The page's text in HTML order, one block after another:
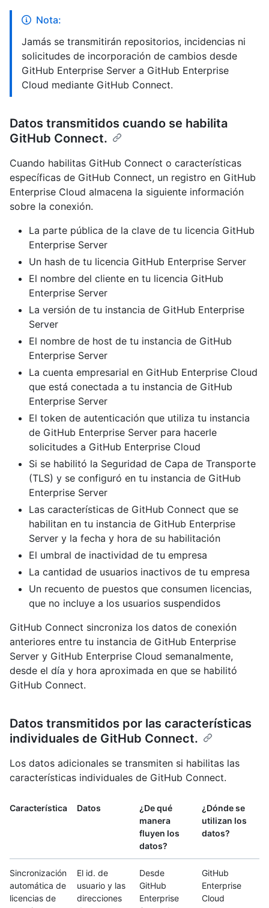
Nota:
Jamás se transmitirán repositorios, incidencias ni
solicitudes de incorporación de cambios desde
GitHub Enterprise Server a GitHub Enterprise
Cloud mediante GitHub Connect.
Datos transmitidos cuando se habilita
GitHub Connect.
Cuando habilitas GitHub Connect o características
específicas de GitHub Connect, un registro en GitHub
Enterprise Cloud almacena la siguiente información
sobre la conexión.
La parte pública de la clave de tu licencia GitHub
Enterprise Server
Un hash de tu licencia GitHub Enterprise Server
El nombre del cliente en tu licencia GitHub
Enterprise Server
La versión de tu instancia de GitHub Enterprise
Server
El nombre de host de tu instancia de GitHub
Enterprise Server
La cuenta empresarial en GitHub Enterprise Cloud
que está conectada a tu instancia de GitHub
Enterprise Server
El token de autenticación que utiliza tu instancia
de GitHub Enterprise Server para hacerle
solicitudes a GitHub Enterprise Cloud
Si se habilitó la Seguridad de Capa de Transporte
(TLS) y se configuró en tu instancia de GitHub
Enterprise Server
Las características de GitHub Connect que se
habilitan en tu instancia de GitHub Enterprise
Server y la fecha y hora de su habilitación
El umbral de inactividad de tu empresa
La cantidad de usuarios inactivos de tu empresa
Un recuento de puestos que consumen licencias,
que no incluye a los usuarios suspendidos
GitHub Connect sincroniza los datos de conexión
anteriores entre tu instancia de GitHub Enterprise
Server y GitHub Enterprise Cloud semanalmente,
desde el día y hora aproximada en que se habilitó
GitHub Connect.
Datos transmitidos por las características
individuales de GitHub Connect.
Los datos adicionales se transmiten si habilitas las
características individuales de GitHub Connect.
Característica Datos
¿De qué
manera
fluyen los
datos?
¿Dónde se
utilizan los
datos?
Sincronización
automática de
licencias de
El id. de
usuario y las
direcciones
Desde
GitHub
Enterprise
GitHub
Enterprise
Cloud